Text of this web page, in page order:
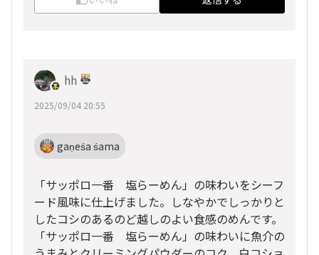
hh
2025/09/04 20:55
gaṇeśa śama
「サッポロ一番 塩らーめん」の味わいをシーフ
ード風味に仕上げました。しなやかでしっかりと
したコシのあるのど越しのよい食感のめんです。
「サッポロ一番 塩らーめん」の味わいに魚介の